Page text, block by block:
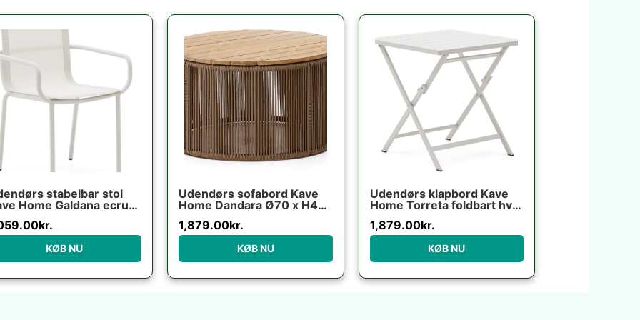
stabelbar stol
Home Galdana ecru
niveau 5
kr.
KØB NU
Udendørs sofabord Kave
Home Dandara Ø70 x H40
1,879.00kr.
KØB NU
Udendørs klapbord Kave
Home Torreta foldbart hvid
terrassebord til 4 personer
1,879.00kr.
KØB NU